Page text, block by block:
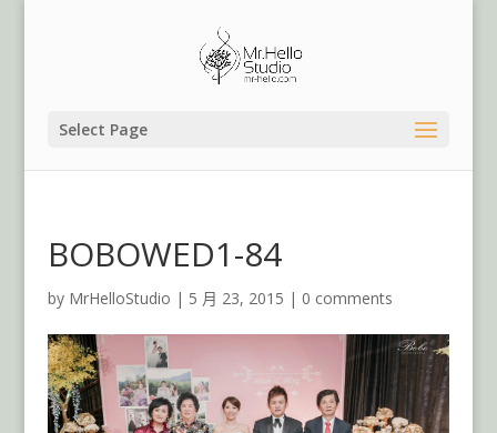
Select Page
BOBOWED1-84
by MrHelloStudio | 5 月 23, 2015 | 0 comments